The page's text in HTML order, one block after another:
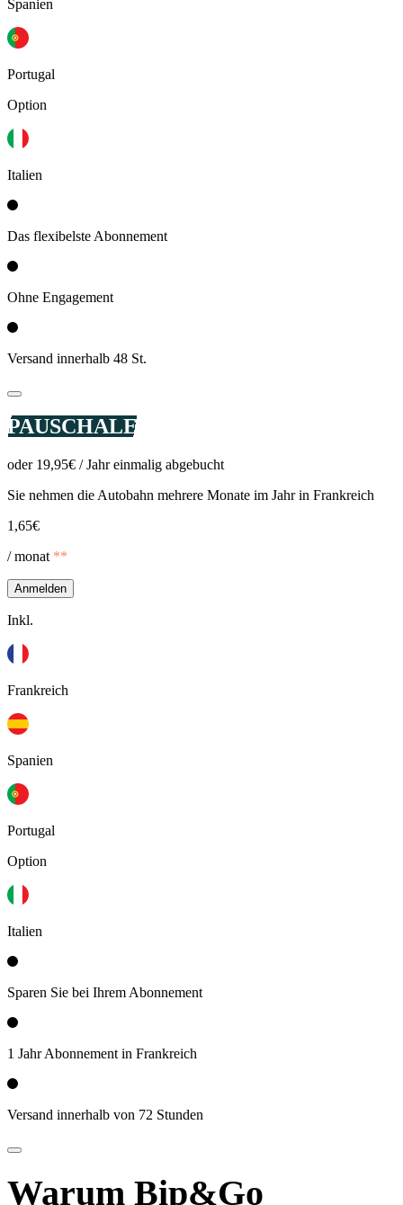
Spanien
Portugal
Option
Italien
Das flexibelste Abonnement
Ohne Engagement
Versand innerhalb 48 St.
PAUSCHALE
oder 19,95€ / Jahr einmalig abgebucht
Sie nehmen die Autobahn mehrere Monate im Jahr in Frankreich
1,65€
/ monat **
Anmelden
Inkl.
Frankreich
Spanien
Portugal
Option
Italien
Sparen Sie bei Ihrem Abonnement
1 Jahr Abonnement in Frankreich
Versand innerhalb von 72 Stunden
Warum Bip&Go